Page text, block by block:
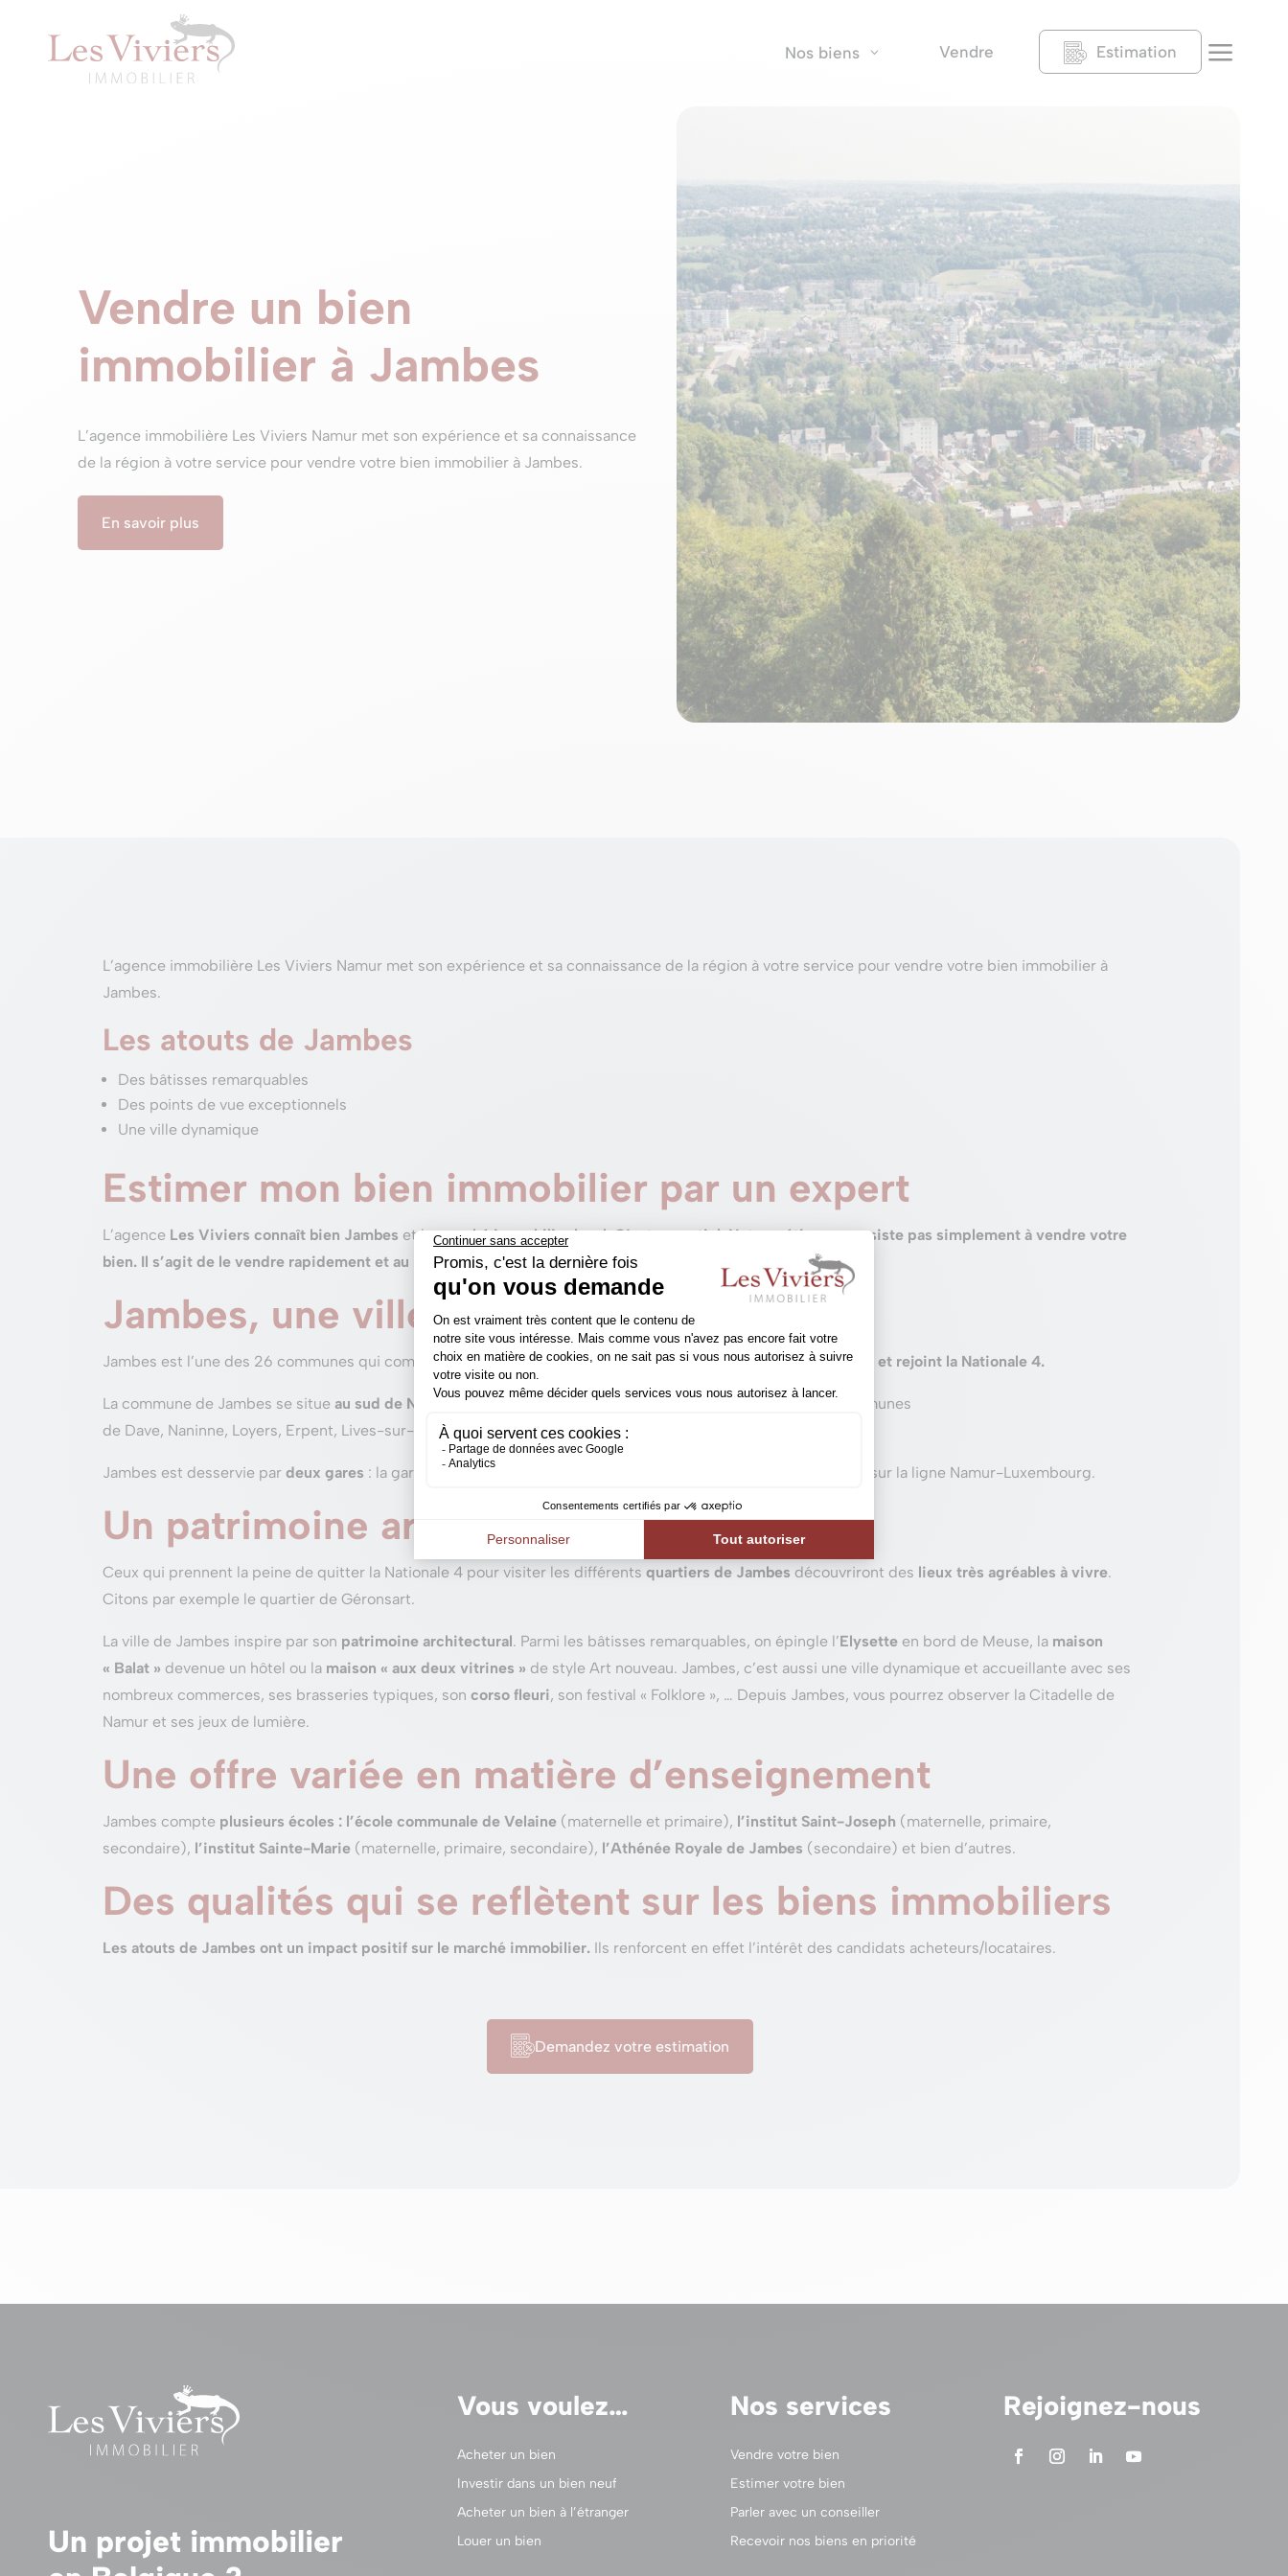
Nos biens Vendre Estimation a
Vendre un bien
immobilier à Jambes
L’agence immobilière Les Viviers Namur met son expérience et sa connaissance
de la région à votre service pour vendre votre bien immobilier à Jambes.
En savoir plus
L’agence immobilière Les Viviers Namur met son expérience et sa connaissance de la région à votre service pour vendre votre bien immobilier à
Jambes.
Les atouts de Jambes
Des bâtisses remarquables
Des points de vue exceptionnels
Une ville dynamique
Estimer mon bien immobilier par un expert
L’agence Les Viviers connaît bien Jambes et lemarché immobilier local.C’est essentiel.Notre métier ne consiste pas simplement à vendre votre
bien. Il s’agit de le vendre rapidement et au meilleur prix.
Jambes, une ville en bord de Meuse
Jambes est l’une des 26 communes qui composentl’entité de Namur. Elle accueille denombreux commerces et rejoint la Nationale 4.
La commune de Jambes se situe au sud de Namur, sur larive droite de laMeuse. Elle a pour voisines les communes
de Dave, Naninne, Loyers, Erpent, Lives-sur-Meuse et Namur.
Jambes est desservie par deux gares : la gare de Jambes sur la ligne Namur-Dinant et la gare de Jambes-Est sur la ligne Namur-Luxembourg.
Un patrimoine architectural inspirant
Ceux qui prennent la peine de quitter la Nationale 4 pour visiter les différents quartiers de Jambes découvriront des lieux très agréables à vivre.
Citons par exemple le quartier de Géronsart.
La ville de Jambes inspire par son patrimoine architectural. Parmi les bâtisses remarquables, on épingle l’Elysette en bord de Meuse, la maison
« Balat » devenue un hôtel ou la maison « aux deux vitrines » de style Art nouveau. Jambes, c’est aussi une ville dynamique et accueillante avec ses
nombreux commerces, ses brasseries typiques, son corso fleuri, son festival « Folklore », … Depuis Jambes, vous pourrez observer la Citadelle de
Namur et ses jeux de lumière.
Une offre variée en matière d’enseignement
Jambes compte plusieurs écoles : l’école communale de Velaine (maternelle et primaire), l’institut Saint-Joseph (maternelle, primaire,
secondaire), l’institut Sainte-Marie (maternelle, primaire, secondaire), l’Athénée Royale de Jambes (secondaire) et bien d’autres.
Des qualités qui se reflètent sur les biens immobiliers
Les atouts de Jambes ont un impact positif sur le marché immobilier. Ils renforcent en effet l’intérêt des candidats acheteurs/locataires.
Demandez votre estimation
Un projet immobilier
Vous voulez…
Acheter un bien
Investir dans un bien neuf
Acheter un bien à l’étranger
Louer un bien
Nos services
Vendre votre bien
Estimer votre bien
Parler avec un conseiller
Recevoir nos biens en priorité
Rejoignez-nous